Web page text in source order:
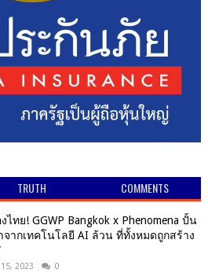
TRUTH COMMENTS
ไทย! GGWP Bangkok x Phenomena ปั้น
ากเทคโนโลยี AI ล้วน ที่ทั้งหมดถูกสร้าง
2023 0